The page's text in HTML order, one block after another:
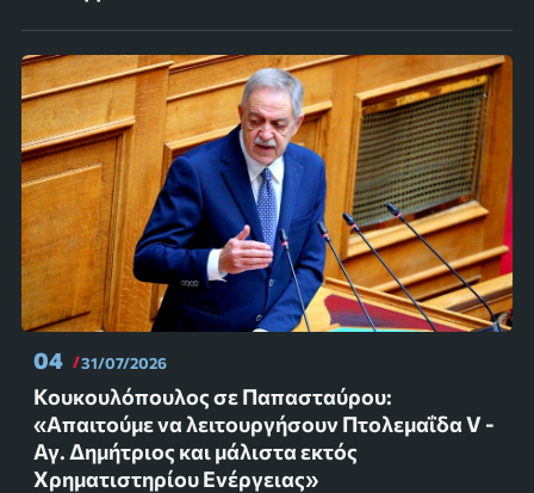
04 31/07/2026
Κουκουλόπουλος σε Παπασταύρου:
«Απαιτούμε να λειτουργήσουν Πτολεμαΐδα V -
Αγ. Δημήτριος και μάλιστα εκτός
Χρηματιστηρίου Ενέργειας»